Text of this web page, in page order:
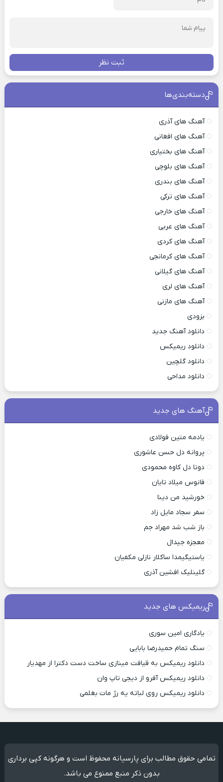
ثبت نظر
دسته‌بندی‌ها
آهنگ های آذری
آهنگ های افغانی
آهنگ های بختیاری
آهنگ های بلوچی
آهنگ های بندری
آهنگ های ترکی
آهنگ های خارجی
آهنگ های عربی
آهنگ های کردی
آهنگ های کرمانجی
آهنگ های گیلانی
آهنگ های لری
آهنگ های مازنی
بزودی
دانلود آهنگ جدید
دانلود ریمیکس
دانلود گلچین
دانلود مداحی
آهنگ های جدید
یادمه متین فولادی
پروانه دل حسن عاشوری
دوتا دل کاوه محمودی
فانوس میلاد تایان
خورشید من دینا
سفر سجاد مایل زاد
باز شب شد مهراد جم
معجزه جیدال
یاستیگیمدا ساکلار نازلی مکفیان
گلینلیک افشین آذری
ریمیکس های جدید
یادگاری امین سوری
سنگ تمام حمیدرضا بابایی
دانلود ریمیکس به قیافت مینازی ساخت دست دکترا از مهدیار
دانلود ریمیکس آفرو از ديجی تاپ وان
دانلود ریمیکس روی لباته یه رژ مات بغلمی
تمامی حقوق مطالب برای پارسیانه محفوظ است و هرگونه کپی برداری
بدون ذکر منبع ممنوع می باشد.